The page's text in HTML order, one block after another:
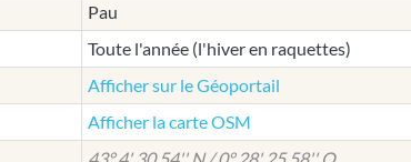
Pau
Toute l'année (l'hiver en raquettes)
Afficher sur le Géoportail
Afficher la carte OSM